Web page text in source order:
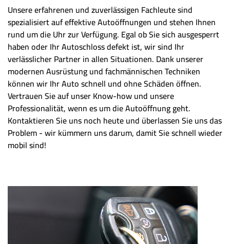
Unsere erfahrenen und zuverlässigen Fachleute sind
spezialisiert auf effektive Autoöffnungen und stehen Ihnen
rund um die Uhr zur Verfügung. Egal ob Sie sich ausgesperrt
haben oder Ihr Autoschloss defekt ist, wir sind Ihr
verlässlicher Partner in allen Situationen. Dank unserer
modernen Ausrüstung und fachmännischen Techniken
können wir Ihr Auto schnell und ohne Schäden öffnen.
Vertrauen Sie auf unser Know-how und unsere
Professionalität, wenn es um die Autoöffnung geht.
Kontaktieren Sie uns noch heute und überlassen Sie uns das
Problem - wir kümmern uns darum, damit Sie schnell wieder
mobil sind!